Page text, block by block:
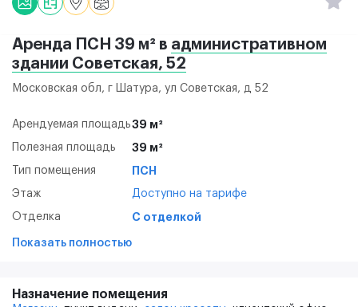
Аренда ПСН 39 м² в административном
здании Советская, 52
Московская обл, г Шатура, ул Советская, д 52
Арендуемая площадь39 м²
Полезная площадь 39 м²
Тип помещения ПСН
Этаж Доступно на тарифе
Отделка С отделкой
Показать полностью
Назначение помещения